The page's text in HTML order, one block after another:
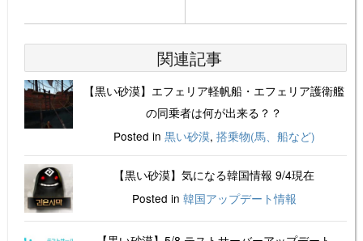
関連記事
【黒い砂漠】エフェリア軽帆船・エフェリア護衛艦
の同乗者は何が出来る？？
Posted in 黒い砂漠, 搭乗物(馬、船など)
【黒い砂漠】気になる韓国情報 9/4現在
Posted in 韓国アップデート情報